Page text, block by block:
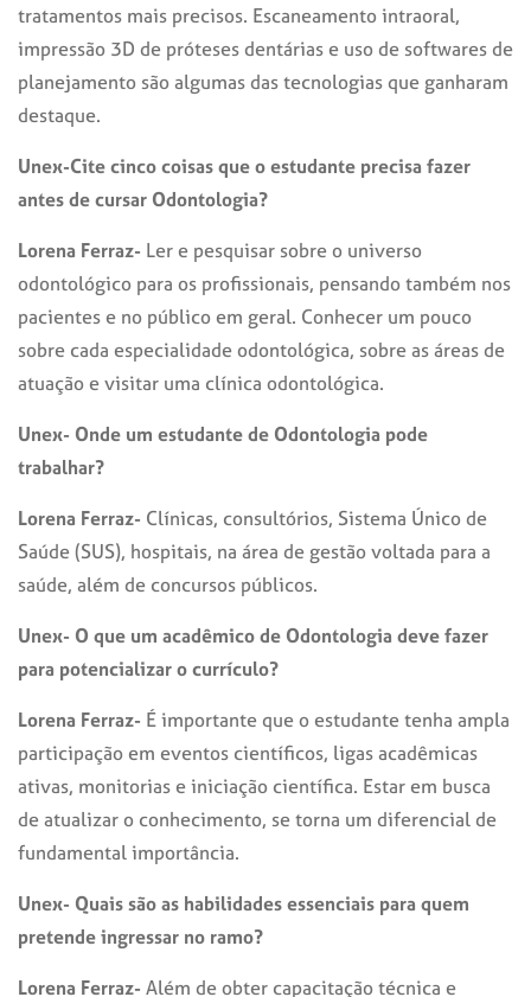
tratamentos mais precisos. Escaneamento intraoral,
impressão 3D de próteses dentárias e uso de softwares de
planejamento são algumas das tecnologias que ganharam
destaque.
Unex-Cite cinco coisas que o estudante precisa fazer
antes de cursar Odontologia?
Lorena Ferraz- Ler e pesquisar sobre o universo
odontológico para os profissionais, pensando também nos
pacientes e no público em geral. Conhecer um pouco
sobre cada especialidade odontológica, sobre as áreas de
atuação e visitar uma clínica odontológica.
Unex- Onde um estudante de Odontologia pode
trabalhar?
Lorena Ferraz- Clínicas, consultórios, Sistema Único de
Saúde (SUS), hospitais, na área de gestão voltada para a
saúde, além de concursos públicos.
Unex- O que um acadêmico de Odontologia deve fazer
para potencializar o currículo?
Lorena Ferraz- É importante que o estudante tenha ampla
participação em eventos científicos, ligas acadêmicas
ativas, monitorias e iniciação científica. Estar em busca
de atualizar o conhecimento, se torna um diferencial de
fundamental importância.
Unex- Quais são as habilidades essenciais para quem
pretende ingressar no ramo?
Lorena Ferraz- Além de obter capacitação técnica e